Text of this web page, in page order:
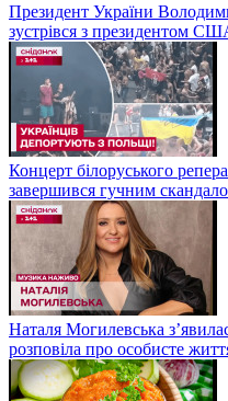
Президент України
зустрівся з президентом
Концерт білоруського
завершився гучним
Наталя Могилевська
розповіла про особисте